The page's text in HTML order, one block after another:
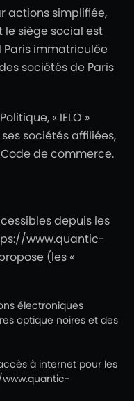
actions simplifiée,
le siège social est
Paris immatriculée
sociétés de Paris
« IELO »
ses sociétés affiliées,
de commerce.
depuis les
www.quantic-
(les «
électroniques
optique noires et des
à internet pour les
www.quantic-